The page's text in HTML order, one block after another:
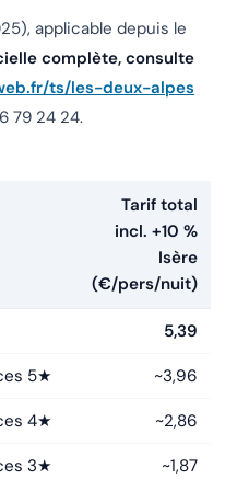
applicable depuis le
complète, consulte
ts/les-deux-alpes
79 24 24.
Tarif total
incl. +10 %
Isère
(€/pers/nuit)
5,39
5★ ~3,96
4★ ~2,86
3★ ~1,87